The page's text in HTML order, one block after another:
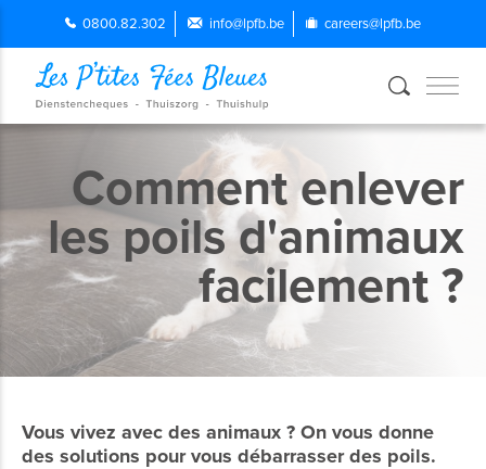
0800.82.302 info@lpfb.be careers@lpfb.be
Comment enlever
les poils d'animaux
facilement ?
Vous vivez avec des animaux ? On vous donne
des solutions pour vous débarrasser des poils.